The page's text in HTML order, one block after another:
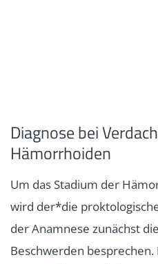
Diagnose bei
Hämorrhoiden
Um das Stadium der
wird der*die
der Anamnese zunächst
Beschwerden